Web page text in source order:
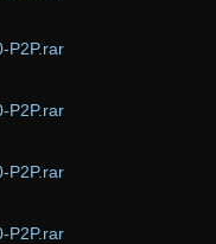
P2P.rar
P2P.rar
P2P.rar
P2P.rar